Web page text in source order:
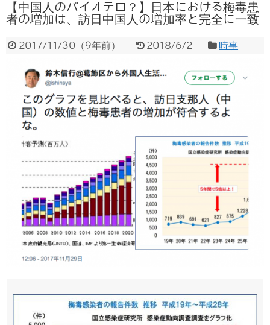
【中国人のバイオテロ？】日本における梅毒患
者の増加は、訪日中国人の増加率と完全に一致
2017/11/30（9年前） 2018/6/2 時事